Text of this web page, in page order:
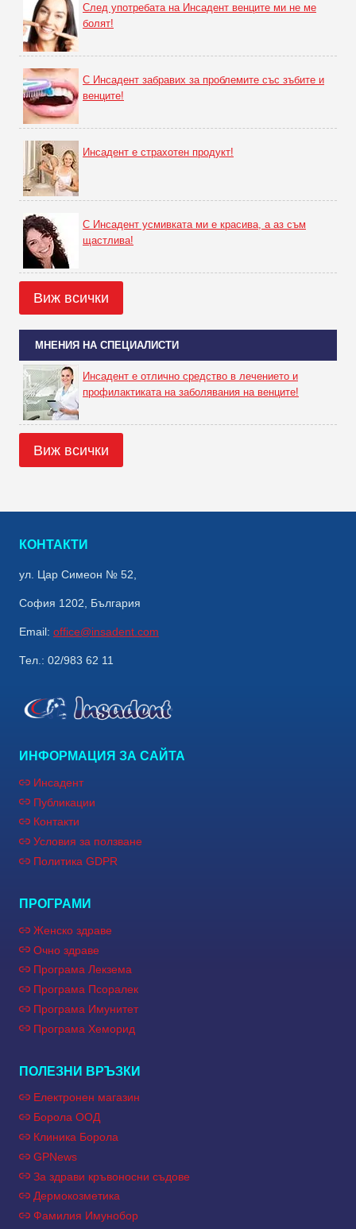
След употребата на Инсадент венците ми не ме
болят!
С Инсадент забравих за проблемите със зъбите и
венците!
Инсадент е страхотен продукт!
С Инсадент усмивката ми е красива, а аз съм
щастлива!
Виж всички
МНЕНИЯ НА СПЕЦИАЛИСТИ
Инсадент е отлично средство в лечението и
профилактиката на заболявания на венците!
Виж всички
КОНТАКТИ
ул. Цар Симеон № 52,
София 1202, България
Email: office@insadent.com
Тел.: 02/983 62 11
ИНФОРМАЦИЯ ЗА САЙТА
Инсадент
Публикации
Контакти
Условия за ползване
Политика GDPR
ПРОГРАМИ
Женско здраве
Очно здраве
Програма Лекзема
Програма Псоралек
Програма Имунитет
Програма Хеморид
ПОЛЕЗНИ ВРЪЗКИ
Електронен магазин
Борола ООД
Клиника Борола
GPNews
За здрави кръвоносни съдове
Дермокозметика
Фамилия Имунобор